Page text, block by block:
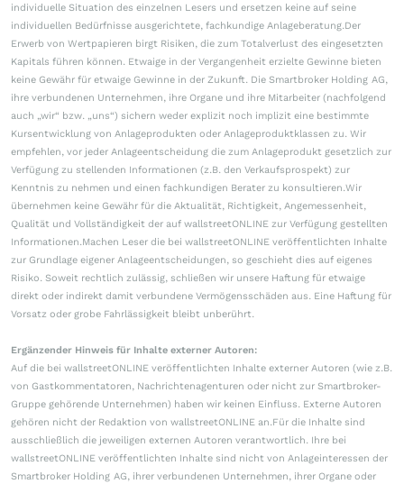
individuelle Situation des einzelnen Lesers und ersetzen keine auf seine
individuellen Bedürfnisse ausgerichtete, fachkundige Anlageberatung.Der
Erwerb von Wertpapieren birgt Risiken, die zum Totalverlust des eingesetzten
Kapitals führen können. Etwaige in der Vergangenheit erzielte Gewinne bieten
keine Gewähr für etwaige Gewinne in der Zukunft. Die Smartbroker Holding AG,
ihre verbundenen Unternehmen, ihre Organe und ihre Mitarbeiter (nachfolgend
auch „wir“ bzw. „uns“) sichern weder explizit noch implizit eine bestimmte
Kursentwicklung von Anlageprodukten oder Anlageproduktklassen zu. Wir
empfehlen, vor jeder Anlageentscheidung die zum Anlageprodukt gesetzlich zur
Verfügung zu stellenden Informationen (z.B. den Verkaufsprospekt) zur
Kenntnis zu nehmen und einen fachkundigen Berater zu konsultieren.Wir
übernehmen keine Gewähr für die Aktualität, Richtigkeit, Angemessenheit,
Qualität und Vollständigkeit der auf wallstreetONLINE zur Verfügung gestellten
Informationen.Machen Leser die bei wallstreetONLINE veröffentlichten Inhalte
zur Grundlage eigener Anlageentscheidungen, so geschieht dies auf eigenes
Risiko. Soweit rechtlich zulässig, schließen wir unsere Haftung für etwaige
direkt oder indirekt damit verbundene Vermögensschäden aus. Eine Haftung für
Vorsatz oder grobe Fahrlässigkeit bleibt unberührt.
Ergänzender Hinweis für Inhalte externer Autoren:
Auf die bei wallstreetONLINE veröffentlichten Inhalte externer Autoren (wie z.B.
von Gastkommentatoren, Nachrichtenagenturen oder nicht zur Smartbroker-
Gruppe gehörende Unternehmen) haben wir keinen Einfluss. Externe Autoren
gehören nicht der Redaktion von wallstreetONLINE an.Für die Inhalte sind
ausschließlich die jeweiligen externen Autoren verantwortlich. Ihre bei
wallstreetONLINE veröffentlichten Inhalte sind nicht von Anlageinteressen der
Smartbroker Holding AG, ihrer verbundenen Unternehmen, ihrer Organe oder